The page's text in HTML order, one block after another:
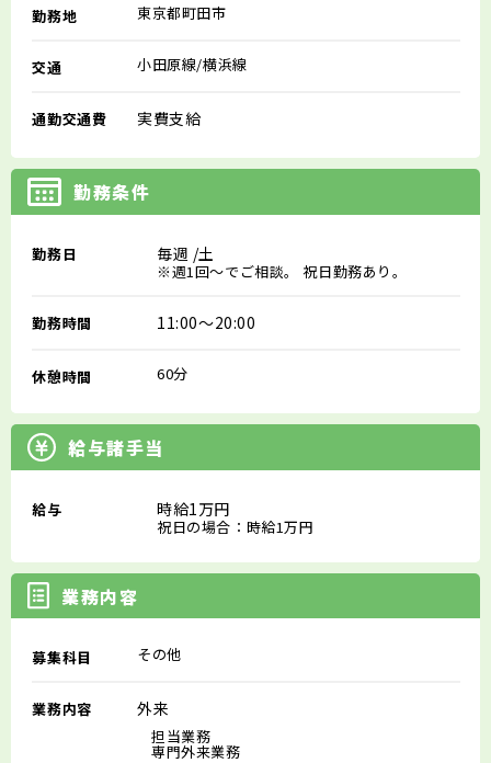
勤務地 東京都町田市
交通 小田原線/横浜線
通勤交通費 実費支給
勤務条件
勤務日 毎週 /土
※週1回～でご相談。 祝日勤務あり。
勤務時間 11:00～20:00
休憩時間 60分
給与諸手当
給与 時給1万円
祝日の場合：時給1万円
業務内容
募集科目 その他
業務内容 外来
担当業務
専門外来業務